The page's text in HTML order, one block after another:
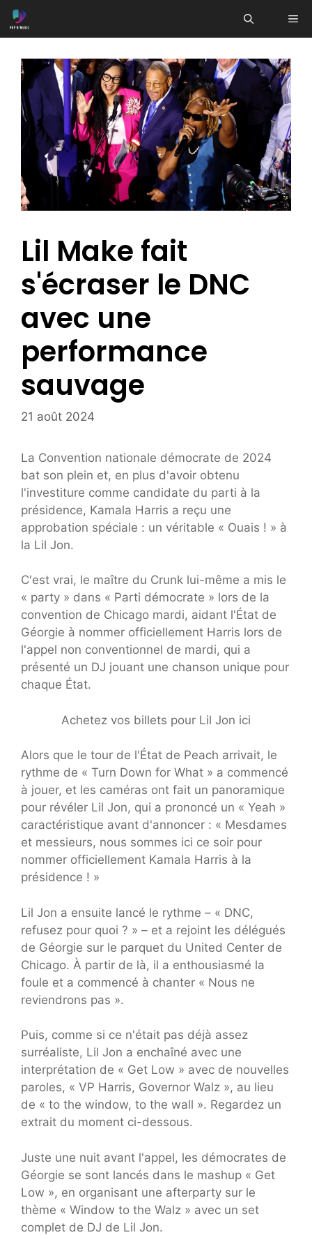
Aller
au
Lil Make fait
s'écraser le DNC
avec une
performance
sauvage
21 août 2024
La Convention nationale démocrate de 2024
bat son plein et, en plus d'avoir obtenu
l'investiture comme candidate du parti à la
présidence, Kamala Harris a reçu une
approbation spéciale : un véritable « Ouais ! » à
la Lil Jon.
C'est vrai, le maître du Crunk lui-même a mis le
« party » dans « Parti démocrate » lors de la
convention de Chicago mardi, aidant l'État de
Géorgie à nommer officiellement Harris lors de
l'appel non conventionnel de mardi, qui a
présenté un DJ jouant une chanson unique pour
chaque État.
Achetez vos billets pour Lil Jon ici
Alors que le tour de l'État de Peach arrivait, le
rythme de « Turn Down for What » a commencé
à jouer, et les caméras ont fait un panoramique
pour révéler Lil Jon, qui a prononcé un « Yeah »
caractéristique avant d'annoncer : « Mesdames
et messieurs, nous sommes ici ce soir pour
nommer officiellement Kamala Harris à la
présidence ! »
Lil Jon a ensuite lancé le rythme – « DNC,
refusez pour quoi ? » – et a rejoint les délégués
de Géorgie sur le parquet du United Center de
Chicago. À partir de là, il a enthousiasmé la
foule et a commencé à chanter « Nous ne
reviendrons pas ».
Puis, comme si ce n'était pas déjà assez
surréaliste, Lil Jon a enchaîné avec une
interprétation de « Get Low » avec de nouvelles
paroles, « VP Harris, Governor Walz », au lieu
de « to the window, to the wall ». Regardez un
extrait du moment ci-dessous.
Juste une nuit avant l'appel, les démocrates de
Géorgie se sont lancés dans le mashup « Get
Low », en organisant une afterparty sur le
thème « Window to the Walz » avec un set
complet de DJ de Lil Jon.